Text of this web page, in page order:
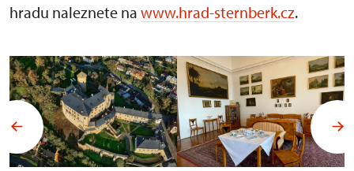
hradu naleznete na www.hrad-sternberk.cz.